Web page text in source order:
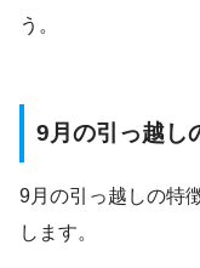
う。
9月の引っ越し
9月の引っ越しの特
します。